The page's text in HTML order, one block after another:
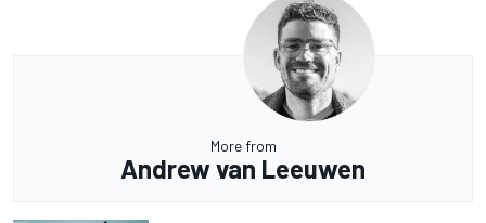
More from
Andrew van Leeuwen